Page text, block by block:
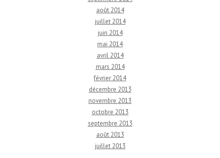
août 2014
juillet 2014
juin 2014
mai 2014
avril 2014
mars 2014
février 2014
décembre 2013
novembre 2013
octobre 2013
septembre 2013
août 2013
juillet 2013